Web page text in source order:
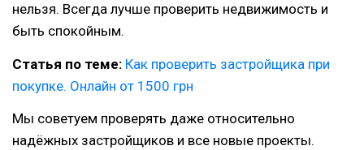
нельзя. Всегда лучше проверить недвижимость и
быть спокойным.
Статья по теме: Как проверить застройщика при
покупке. Онлайн от 1500 грн
Мы советуем проверять даже относительно
надёжных застройщиков и все новые проекты.